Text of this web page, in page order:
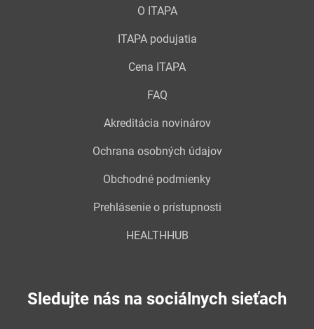
O ITAPA
ITAPA podujatia
Cena ITAPA
FAQ
Akreditácia novinárov
Ochrana osobných údajov
Obchodné podmienky
Prehlásenie o prístupnosti
HEALTHHUB
Sledujte nás na sociálnych sieťach